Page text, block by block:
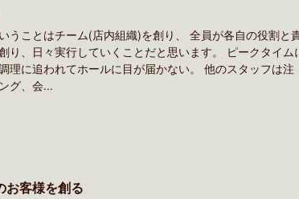
うことはチーム(店内組織)を創り、 全員が各自の役割と
り、日々実行していくことだと思います。 ピークタイム
理に追われてホールに目が届かない。 他のスタッフは注
グ、会...
お客様を創る